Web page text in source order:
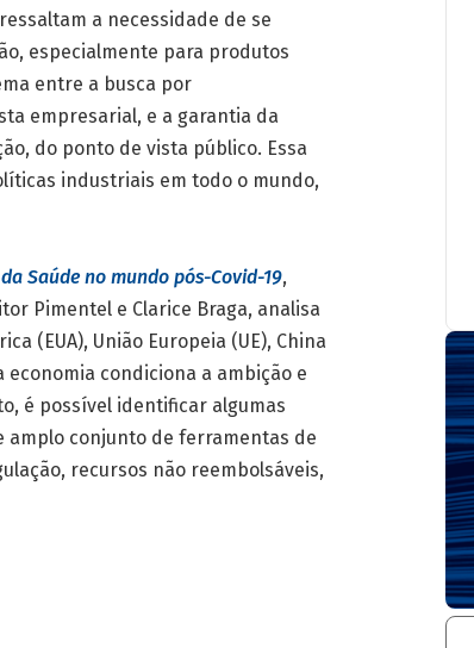
a necessidade de se
especialmente para produtos
entre a busca por
empresarial, e a garantia da
do ponto de vista público. Essa
industriais em todo o mundo,
Saúde no mundo pós-Covid-19,
Pimentel e Clarice Braga, analisa
(EUA), União Europeia (UE), China
condiciona a ambição e
é possível identificar algumas
amplo conjunto de ferramentas de
recursos não reembolsáveis,